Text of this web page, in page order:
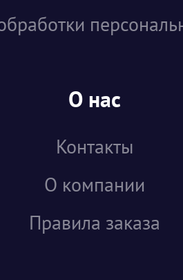
О нас
Контакты
О компании
Правила заказа